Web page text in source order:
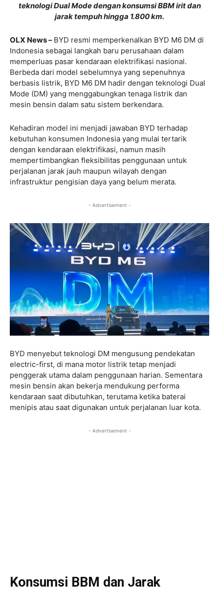
teknologi Dual Mode dengan konsumsi BBM irit dan
jarak tempuh hingga 1.800 km.
OLX News – BYD resmi memperkenalkan BYD M6 DM di
Indonesia sebagai langkah baru perusahaan dalam
memperluas pasar kendaraan elektrifikasi nasional.
Berbeda dari model sebelumnya yang sepenuhnya
berbasis listrik, BYD M6 DM hadir dengan teknologi Dual
Mode (DM) yang menggabungkan tenaga listrik dan
mesin bensin dalam satu sistem berkendara.
Kehadiran model ini menjadi jawaban BYD terhadap
kebutuhan konsumen Indonesia yang mulai tertarik
dengan kendaraan elektrifikasi, namun masih
mempertimbangkan fleksibilitas penggunaan untuk
perjalanan jarak jauh maupun wilayah dengan
infrastruktur pengisian daya yang belum merata.
- Advertisement -
BYD menyebut teknologi DM mengusung pendekatan
electric-first, di mana motor listrik tetap menjadi
penggerak utama dalam penggunaan harian. Sementara
mesin bensin akan bekerja mendukung performa
kendaraan saat dibutuhkan, terutama ketika baterai
menipis atau saat digunakan untuk perjalanan luar kota.
- Advertisement -
Konsumsi BBM dan Jarak